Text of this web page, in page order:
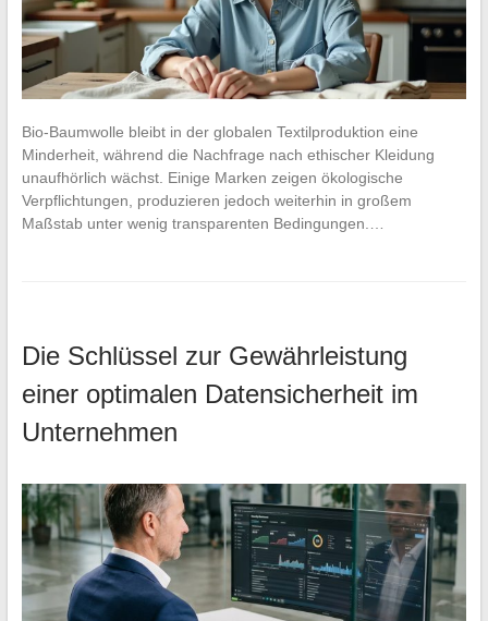
Bio-Baumwolle bleibt in der globalen Textilproduktion eine
Minderheit, während die Nachfrage nach ethischer Kleidung
unaufhörlich wächst. Einige Marken zeigen ökologische
Verpflichtungen, produzieren jedoch weiterhin in großem
Maßstab unter wenig transparenten Bedingungen.…
Die Schlüssel zur Gewährleistung
einer optimalen Datensicherheit im
Unternehmen